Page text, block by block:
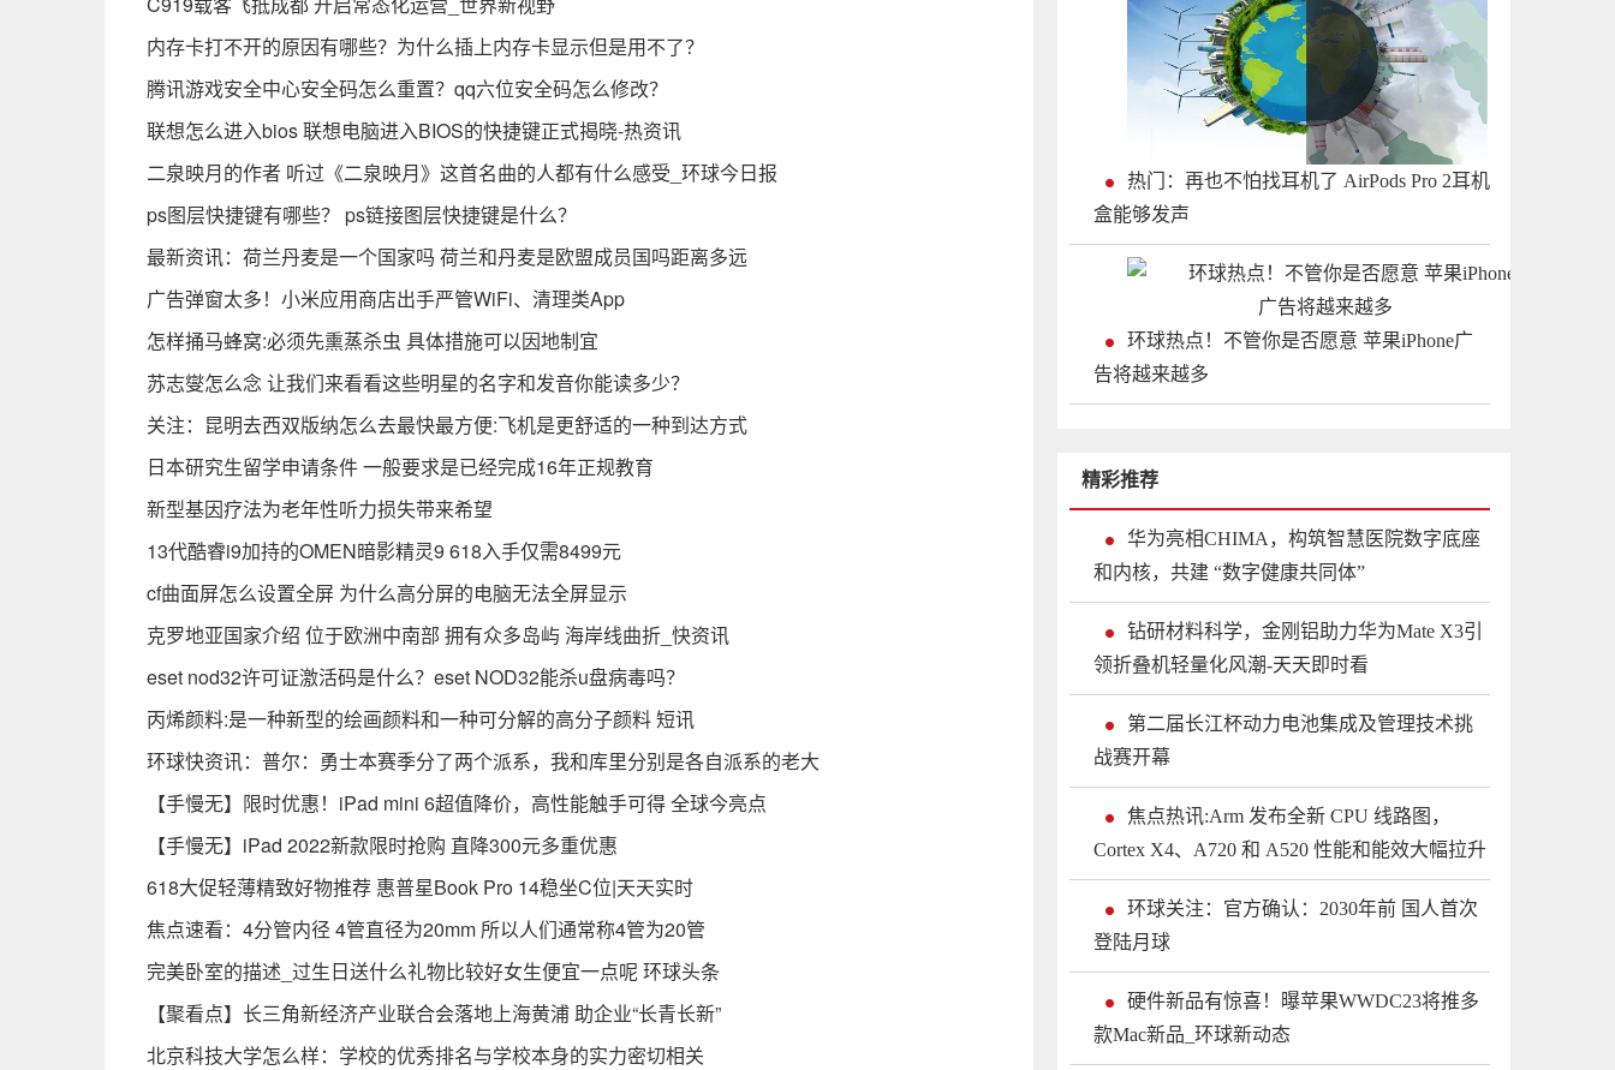
内存卡打不开的原因有哪些？为什么插上内存卡显示但是用不了？
腾讯游戏安全中心安全码怎么重置？qq六位安全码怎么修改？
联想怎么进入bios 联想电脑进入BIOS的快捷键正式揭晓-热资讯
二泉映月的作者 听过《二泉映月》这首名曲的人都有什么感受_环球今日报
ps图层快捷键有哪些？ ps链接图层快捷键是什么？
最新资讯：荷兰丹麦是一个国家吗 荷兰和丹麦是欧盟成员国吗距离多远
广告弹窗太多！小米应用商店出手严管WiFi、清理类App
怎样捅马蜂窝:必须先熏蒸杀虫 具体措施可以因地制宜
苏志燮怎么念 让我们来看看这些明星的名字和发音你能读多少？
关注：昆明去西双版纳怎么去最快最方便:飞机是更舒适的一种到达方式
日本研究生留学申请条件 一般要求是已经完成16年正规教育
新型基因疗法为老年性听力损失带来希望
13代酷睿i9加持的OMEN暗影精灵9 618入手仅需8499元
cf曲面屏怎么设置全屏 为什么高分屏的电脑无法全屏显示
克罗地亚国家介绍 位于欧洲中南部 拥有众多岛屿 海岸线曲折_快资讯
eset nod32许可证激活码是什么？eset NOD32能杀u盘病毒吗？
丙烯颜料:是一种新型的绘画颜料和一种可分解的高分子颜料 短讯
环球快资讯：普尔：勇士本赛季分了两个派系，我和库里分别是各自派系的老大
【手慢无】限时优惠！iPad mini 6超值降价，高性能触手可得 全球今亮点
【手慢无】iPad 2022新款限时抢购 直降300元多重优惠
618大促轻薄精致好物推荐 惠普星Book Pro 14稳坐C位|天天实时
焦点速看：4分管内径 4管直径为20mm 所以人们通常称4管为20管
完美卧室的描述_过生日送什么礼物比较好女生便宜一点呢 环球头条
【聚看点】长三角新经济产业联合会落地上海黄浦 助企业“长青长新”
北京科技大学怎么样：学校的优秀排名与学校本身的实力密切相关
热门：再也不怕找耳机了 AirPods Pro 2耳机
盒能够发声
环球热点！不管你是否愿意 苹果iPhone广
告将越来越多
精彩推荐
华为亮相CHIMA，构筑智慧医院数字底座
和内核，共建 “数字健康共同体”
钻研材料科学，金刚铝助力华为Mate X3引
领折叠机轻量化风潮-天天即时看
第二届长江杯动力电池集成及管理技术挑
战赛开幕
焦点热讯:Arm 发布全新 CPU 线路图，
Cortex X4、A720 和 A520 性能和能效大幅拉升
环球关注：官方确认：2030年前 国人首次
登陆月球
硬件新品有惊喜！曝苹果WWDC23将推多
款Mac新品_环球新动态